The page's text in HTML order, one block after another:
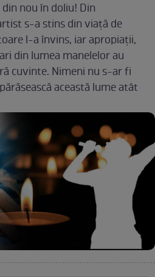
nou în doliu! Din
s-a stins din viață de
l-a învins, iar apropiații,
din lumea manelelor au
cuvinte. Nimeni nu s-ar fi
această lume atât